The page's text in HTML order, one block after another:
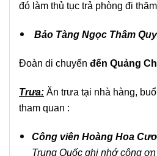
đó làm thủ tục trả phòng đi
Bảo Tàng Ngọc Thâm
Đoàn di chuyển đến Quảng
Trưa: Ăn trưa tại nhà hàng,
tham quan :
Công viên Hoàng Hoa
Trung Quốc ghi nhớ công